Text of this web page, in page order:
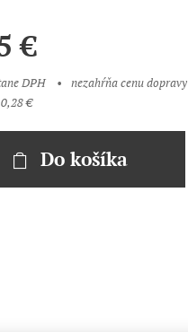
€
DPH
nezahŕňa cenu dopravy
€
Do košíka